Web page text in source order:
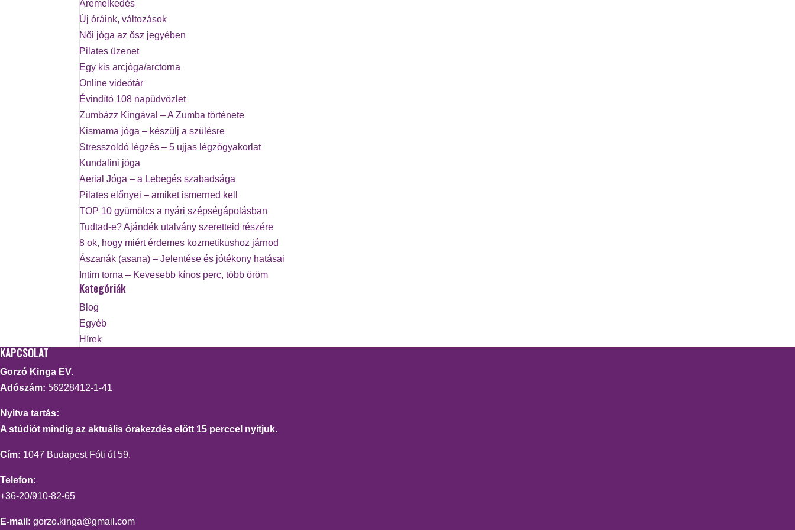
Áremelkedés
Új óráink, változások
Női jóga az ősz jegyében
Pilates üzenet
Egy kis arcjóga/arctorna
Online videótár
Évindító 108 napüdvözlet
Zumbázz Kingával – A Zumba története
Kismama jóga – készülj a szülésre
Stresszoldó légzés – 5 ujjas légzőgyakorlat
Kundalini jóga
Aerial Jóga – a Lebegés szabadsága
Pilates előnyei – amiket ismerned kell
TOP 10 gyümölcs a nyári szépségápolásban
Tudtad-e? Ajándék utalvány szeretteid részére
8 ok, hogy miért érdemes kozmetikushoz járnod
Ászanák (asana) – Jelentése és jótékony hatásai
Intim torna – Kevesebb kínos perc, több öröm
Kategóriák
Blog
Egyéb
Hírek
KAPCSOLAT
Gorzó Kinga EV.
Adószám: 56228412-1-41
Nyitva tartás:
A stúdiót mindig az aktuális órakezdés előtt 15 perccel nyitjuk.
Cím: 1047 Budapest Fóti út 59.
Telefon:
+36-20/910-82-65
E-mail: gorzo.kinga@gmail.com